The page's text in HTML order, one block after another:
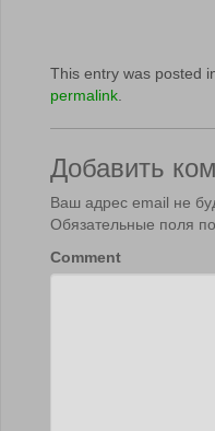
This entry was posted
permalink
Добавить
Ваш адрес email не
Обязательные поля
Comment